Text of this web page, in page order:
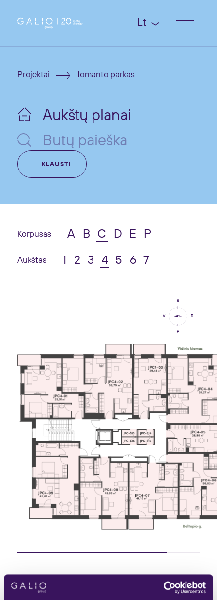
Lt
Projektai Jomanto parkas
Aukštų planai
Butų paieška
KLAUSTI
Korpusas A B C D E P
Aukštas 1 2 3 4 5 6 7
Š
P
R
V
Pasirinktas